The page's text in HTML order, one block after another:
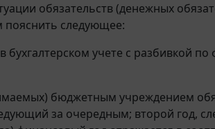
обязательств (денежных
пояснить следующее:
учете с разбивкой
бюджетным учреждением
за очередным; второй год,